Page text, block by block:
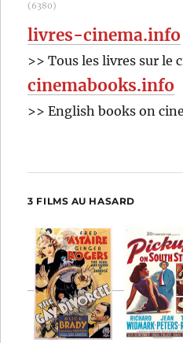
(6380)
livres-cinema.info
>> Tous les livres sur le
cinemabooks.info
>> English books on
3 FILMS AU HASARD